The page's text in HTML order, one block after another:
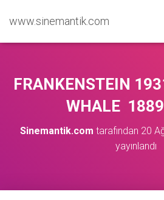
www.sinemantik.com
FRANKENSTEIN
WHALE
Sinemantik.com tarafından 20
yayınlandı